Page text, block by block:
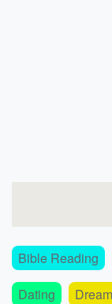
Bible Reading
Dating